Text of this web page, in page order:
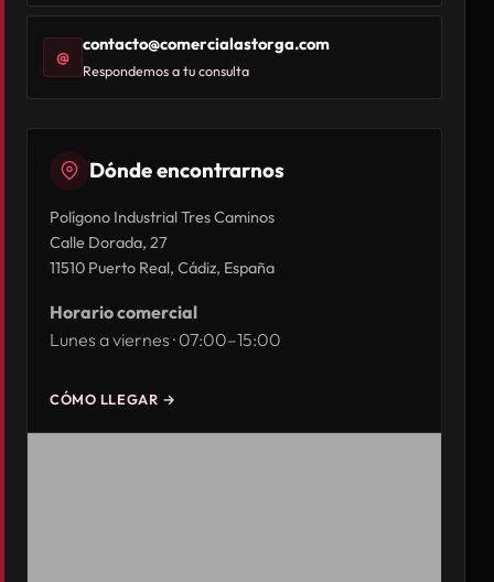
@
contacto@comercialastorga.com
Respondemos a tu consulta
Dónde encontrarnos
Polígono Industrial Tres Caminos
Calle Dorada, 27
11510 Puerto Real, Cádiz, España
Horario comercial
Lunes a viernes · 07:00–15:00
CÓMO LLEGAR →